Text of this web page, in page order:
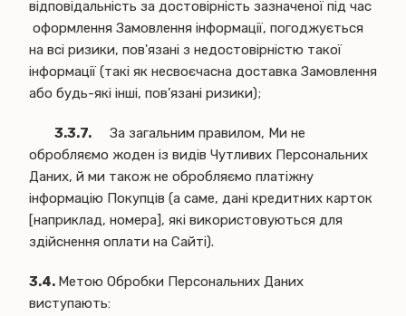
відповідальність за достовірність зазначеної під час
оформлення Замовлення інформації, погоджується
на всі ризики, пов'язані з недостовірністю такої
інформації (такі як несвоєчасна доставка Замовлення
або будь-які інші, пов’язані ризики);
3.3.7. За загальним правилом, Ми не
обробляємо жоден із видів Чутливих Персональних
Даних, й ми також не обробляємо платіжну
інформацію Покупців (а саме, дані кредитних карток
[наприклад, номера], які використовуються для
здійснення оплати на Сайті).
3.4. Метою Обробки Персональних Даних
виступають: